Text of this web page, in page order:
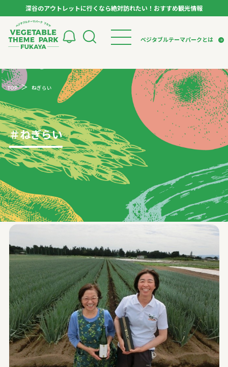
深谷のアウトレットに行くなら絶対訪れたい！おすすめ観光情報
ベジタブルテーマパークとは
検索
トップページ
モデルコース
スポット
イベント
体験
特集記事
ベジタブルテーマパークとは
VTPキャストミーティング
パートナー企業について
市長インタビュー
生産者インタビュー
アンバサダー
お役立ち情報
レシピ集
TOP ねぎらい
＃ねぎらい